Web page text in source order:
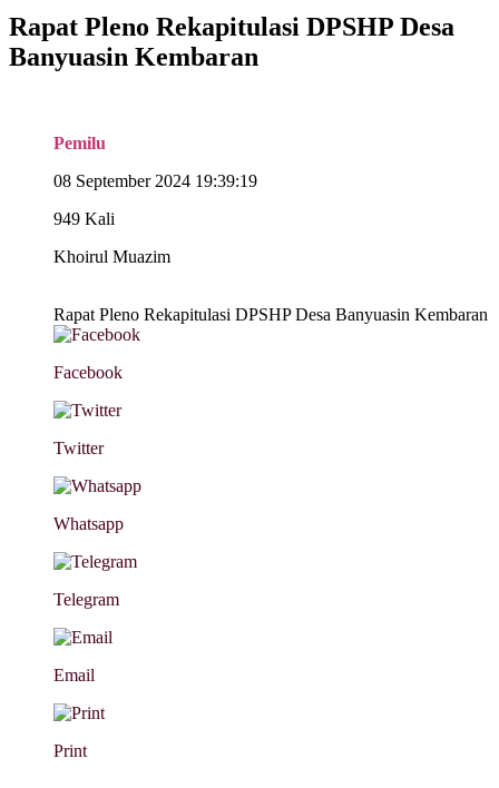
Rapat Pleno Rekapitulasi DPSHP Desa
Banyuasin Kembaran
Pemilu
08 September 2024 19:39:19
949 Kali
Khoirul Muazim
Rapat Pleno Rekapitulasi DPSHP Desa Banyuasin Kembaran
Facebook
Twitter
Whatsapp
Telegram
Email
Print